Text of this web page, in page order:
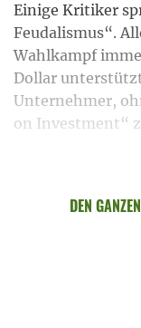
Einige Kritiker
Feudalismus“.
Wahlkampf
Dollar
Unternehmer,
on Investment“
DEN